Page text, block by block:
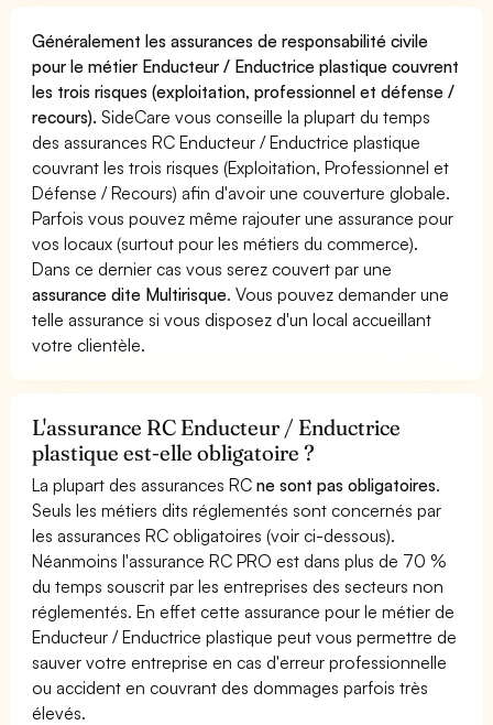
Généralement les assurances de responsabilité civile
pour le métier Enducteur / Enductrice plastique couvrent
les trois risques (exploitation, professionnel et défense /
recours). SideCare vous conseille la plupart du temps
des assurances RC Enducteur / Enductrice plastique
couvrant les trois risques (Exploitation, Professionnel et
Défense / Recours) afin d'avoir une couverture globale.
Parfois vous pouvez même rajouter une assurance pour
vos locaux (surtout pour les métiers du commerce).
Dans ce dernier cas vous serez couvert par une
assurance dite Multirisque. Vous pouvez demander une
telle assurance si vous disposez d'un local accueillant
votre clientèle.
L'assurance RC Enducteur / Enductrice
plastique est-elle obligatoire ?
La plupart des assurances RCne sont pas obligatoires.
Seuls les métiers dits réglementés sont concernés par
les assurances RC obligatoires (voir ci-dessous).
Néanmoins l'assurance RC PRO est dans plus de 70 %
du temps souscrit par les entreprises des secteurs non
réglementés. En effet cette assurance pour le métier de
Enducteur / Enductrice plastique peut vous permettre de
sauver votre entreprise en cas d'erreur professionnelle
ou accident en couvrant des dommages parfois très
élevés.